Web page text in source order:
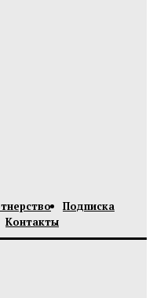
Подписка
Контакты